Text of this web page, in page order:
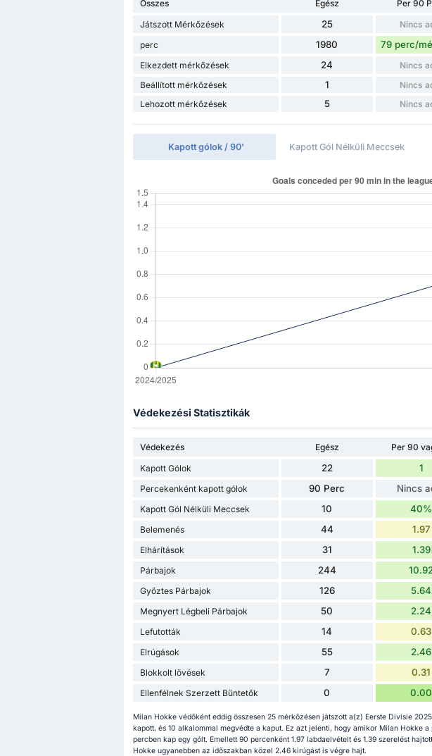
Összes Egész Per 90
Játszott Mérkőzések
25 Nincs
perc 1980 79 perc/
Elkezdett mérkőzések 24 Nincs
Beállított mérkőzések 1 Nincs
Lehozott mérkőzések 5 Nincs
Kapott gólok / 90' Kapott Gól Nélküli Meccsek
Védekezési Statisztikák
Védekezés Egész Per 90
Kapott Gólok
22 1
Percekenként kapott gólok 90 Perc Nincs
Kapott Gól Nélküli Meccsek 10 40%
Belemenés 44 1.97
Elhárítások 31 1.39
Párbajok 244
Győztes Párbajok 126 5.64
Megnyert Légbeli Párbajok 50 2.24
Lefutották 14 0.63
Elrúgások 55 2.46
Blokkolt lövések 7 0.31
Ellenfélnek Szerzett Bűntetők 0 0.00
Milan Hokke védőként eddig összesen 25 mérkőzésen játszott a(z) Eerste Divisie
kapott, és 10 alkalommal megvédte a kaput. Ez azt jelenti, hogy amikor Milan Hokke
percben kap egy gólt. Emellett 90 percenként 1.97 labdaelvételt és 1.39 szerelést
Hokke ugyanebben az időszakban közel 2.46 kirúgást is végre hajt.